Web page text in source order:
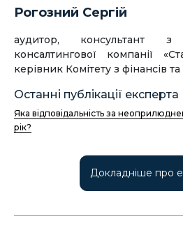
Рогозний Сергій
аудитор, консультант
консалтингової компанії
керівник Комітету з фінансів
Останні публікації експерта
Яка відповідальність за
рік?
Докладніше про